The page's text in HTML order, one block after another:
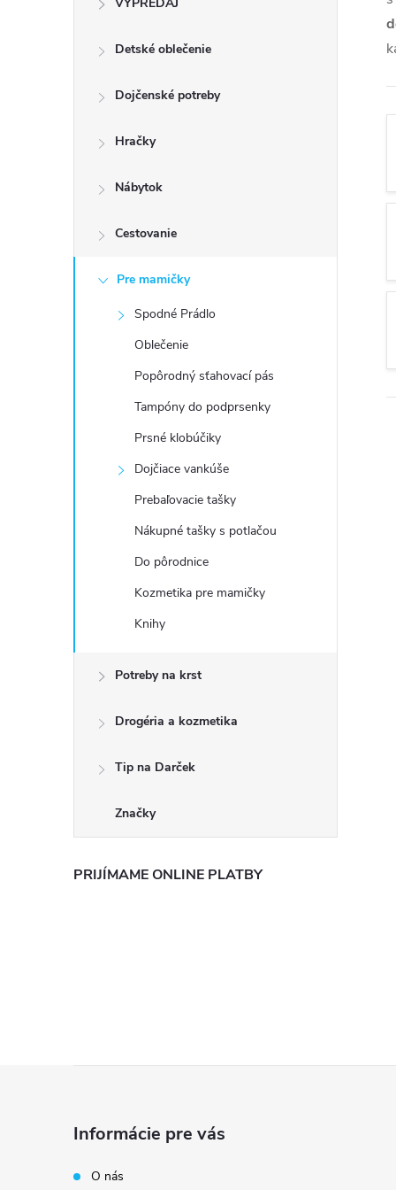
Detské oblečenie
Dojčenské potreby
Hračky
Nábytok
Cestovanie
Pre mamičky
Spodné Prádlo
Oblečenie
Popôrodný sťahovací pás
Tampóny do podprsenky
Prsné klobúčiky
Dojčiace vankúše
Prebaľovacie tašky
Nákupné tašky s potlačou
Do pôrodnice
Kozmetika pre mamičky
Knihy
Potreby na krst
Drogéria a kozmetika
Tip na Darček
Značky
PRIJÍMAME ONLINE PLATBY
Informácie pre vás
O nás